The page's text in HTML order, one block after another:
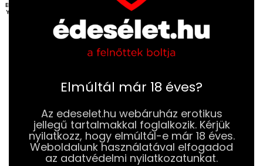
Elmúltál már 18 éves?
Az edeselet.hu webáruház erotikus
jellegű tartalmakkal foglalkozik. Kérjük
nyilatkozz, hogy elmúltál-e már 18 éves.
Weboldalunk használatával elfogadod
az adatvédelmi nyilatkozatunkat.
ELFOG
YOTT